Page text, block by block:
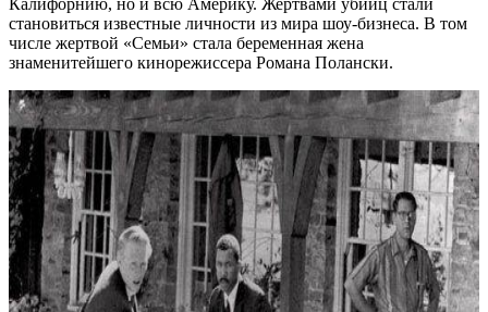
Калифорнию, но и всю Америку. Жертвами убийц стали
становиться известные личности из мира шоу-бизнеса. В том
числе жертвой «Семьи» стала беременная жена
знаменитейшего кинорежиссера Романа Полански.